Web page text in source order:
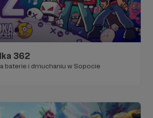
1
362
baterie i dmuchaniu w Sopocie